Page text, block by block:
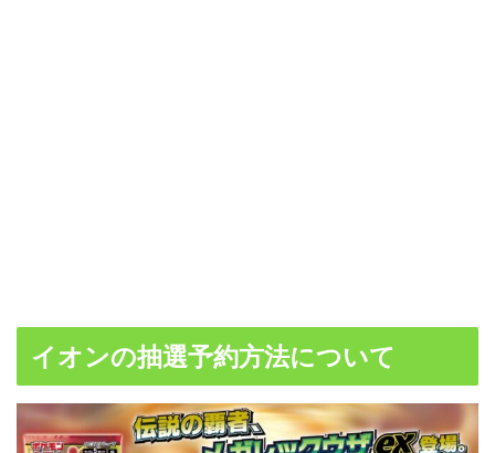
イオンの抽選予約方法について